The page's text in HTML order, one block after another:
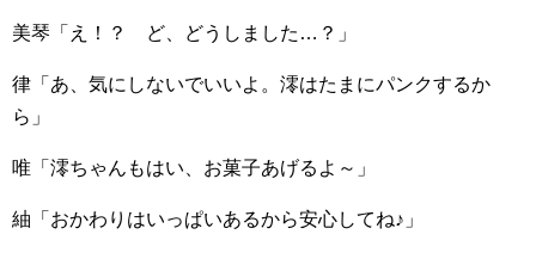
美琴「え！？ ど、どうしました…？」
律「あ、気にしないでいいよ。澪はたまにパンクするか
ら」
唯「澪ちゃんもはい、お菓子あげるよ～」
紬「おかわりはいっぱいあるから安心してね♪」